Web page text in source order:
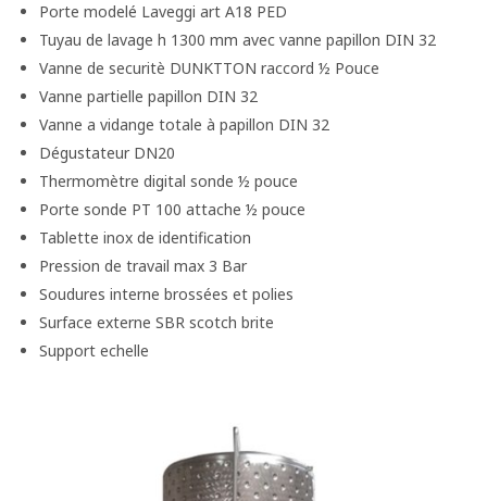
Porte modelé Laveggi art A18 PED
Tuyau de lavage h 1300 mm avec vanne papillon DIN 32
Vanne de securitè DUNKTTON raccord ½ Pouce
Vanne partielle papillon DIN 32
Vanne a vidange totale à papillon DIN 32
Dégustateur DN20
Thermomètre digital sonde ½ pouce
Porte sonde PT 100 attache ½ pouce
Tablette inox de identification
Pression de travail max 3 Bar
Soudures interne brossées et polies
Surface externe SBR scotch brite
Support echelle